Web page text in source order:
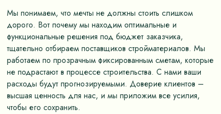
Мы понимаем, что мечты не должны стоить слишком
дорого. Вот почему мы находим оптимальные и
функциональные решения под бюджет заказчика,
тщательно отбираем поставщиков стройматериалов. Мы
работаем по прозрачным фиксированным сметам, которые
не подрастают в процессе строительства. С нами ваши
расходы будут прогнозируемыми. Доверие клиентов –
высшая ценность для нас, и мы приложим все усилия,
чтобы его сохранить.